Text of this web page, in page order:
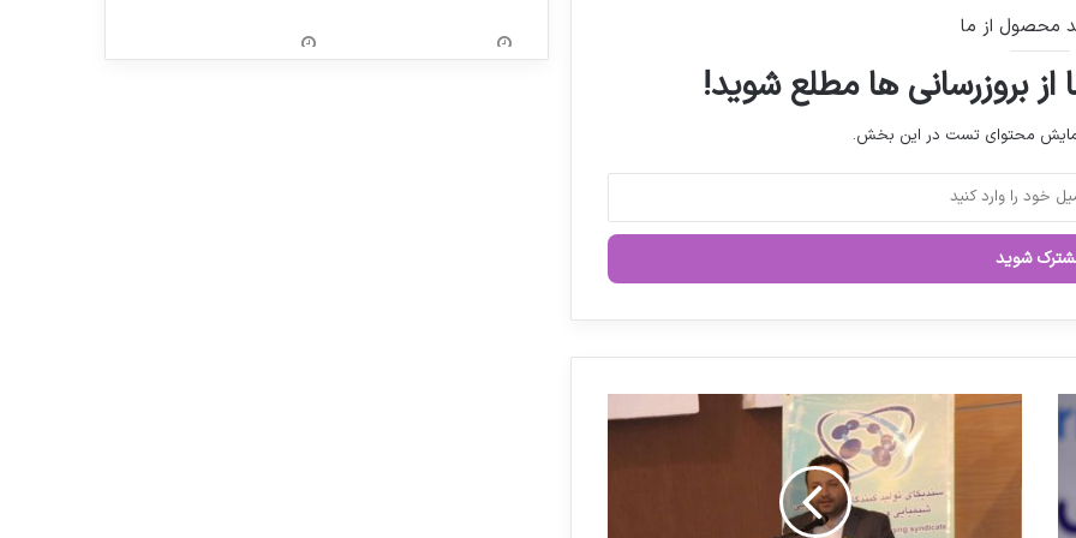
تسهیلات بانکی
کرفس؛ دشمن فشارخون شما
تخلفات پلتفرم‌های فروش دارو رصد می شود
پوشش مشروط داروهای SMA از سوی بیمه
سلامت
محصول از ما
بروزرسانی ها مطلع شوید!
محتوای تست در این بخش.
ت
ی